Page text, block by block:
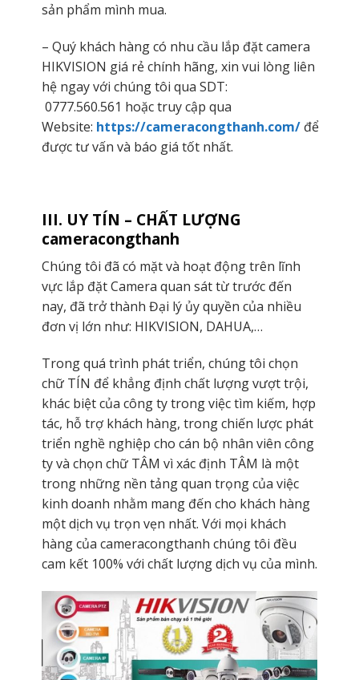
sản phẩm mình mua.
– Quý khách hàng có nhu cầu lắp đặt camera
HIKVISION giá rẻ chính hãng, xin vui lòng liên
hệ ngay với chúng tôi qua SDT:
0777.560.561 hoặc truy cập qua
Website: https://cameracongthanh.com/để
được tư vấn và báo giá tốt nhất.
III. UY TÍN – CHẤT LƯỢNG
cameracongthanh
Chúng tôi đã có mặt và hoạt động trên lĩnh
vực lắp đặt Camera quan sát từ trước đến
nay, đã trở thành Đại lý ủy quyền của nhiều
đơn vị lớn như: HIKVISION, DAHUA,…
Trong quá trình phát triển, chúng tôi chọn
chữ TÍN để khẳng định chất lượng vượt trội,
khác biệt của công ty trong việc tìm kiếm, hợp
tác, hỗ trợ khách hàng, trong chiến lược phát
triển nghề nghiệp cho cán bộ nhân viên công
ty và chọn chữ TÂM vì xác định TÂM là một
trong những nền tảng quan trọng của việc
kinh doanh nhằm mang đến cho khách hàng
một dịch vụ trọn vẹn nhất. Với mọi khách
hàng của cameracongthanh chúng tôi đều
cam kết 100% với chất lượng dịch vụ của mình.